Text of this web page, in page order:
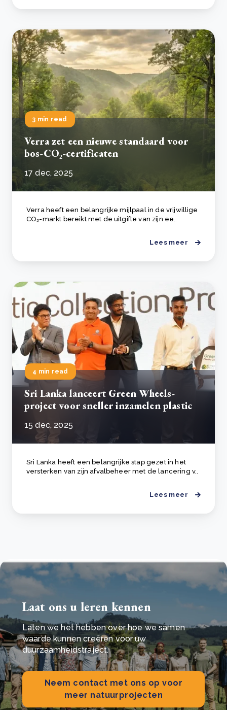
3 min read
Verra zet een nieuwe standaard voor
bos-CO₂-certificaten
17 dec, 2025
Verra heeft een belangrijke mijlpaal in de vrijwillige
CO₂-markt bereikt met de uitgifte van zijn ee..
Lees meer
4 min read
Sri Lanka lanceert Green Wheels-
project voor sneller inzamelen plastic
15 dec, 2025
Sri Lanka heeft een belangrijke stap gezet in het
versterken van zijn afvalbeheer met de lancering v..
Lees meer
Laat ons u leren kennen
Laten we het hebben over hoe we samen
waarde kunnen creëren voor uw
duurzaamheidstraject.
Neem contact met ons op voor
meer natuurprojecten